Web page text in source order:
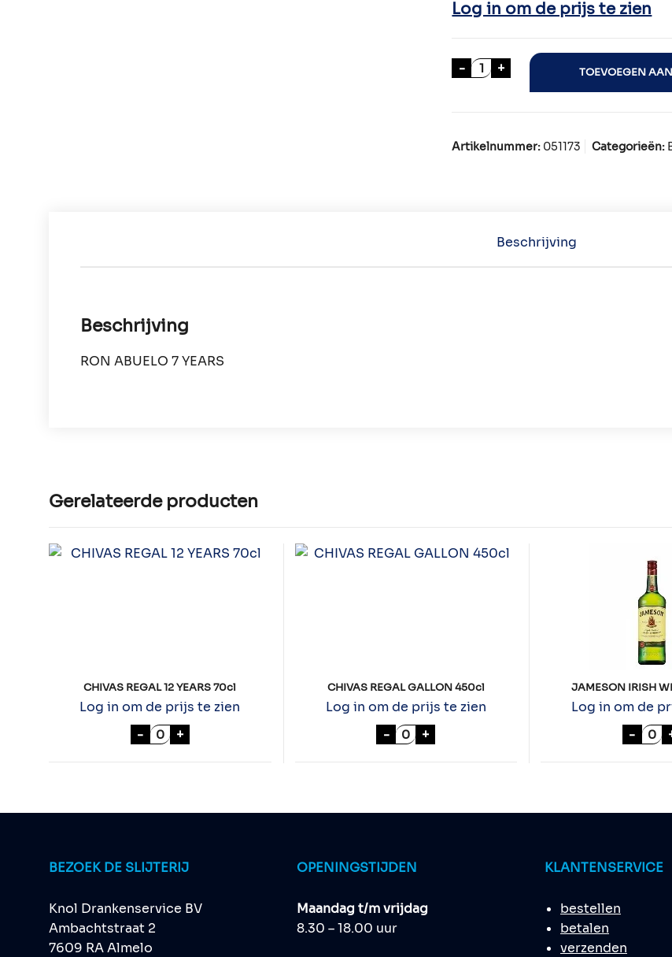
Log in om de prijs te zien
- RON ABUELO 7 YEARS aantal
+ TOEVOEGEN
Artikelnummer: 051173 Categorieën:
Beschrijving
Beschrijving
RON ABUELO 7 YEARS
Gerelateerde producten
CHIVAS REGAL 12 YEARS 70cl
Log in om de prijs te zien
- CHIVAS REGAL 12 YEARS 70cl aantal
+
CHIVAS REGAL GALLON 450cl
Log in om de prijs te zien
- CHIVAS REGAL GALLON 450cl aantal
+
JAMESON IRISH
Log in om de
-
BEZOEK DE SLIJTERIJ
Knol Drankenservice BV
Ambachtstraat 2
7609 RA Almelo
OPENINGSTIJDEN
Maandag t/m vrijdag
8.30 – 18.00 uur
KLANTENSERVICE
bestellen
betalen
verzenden